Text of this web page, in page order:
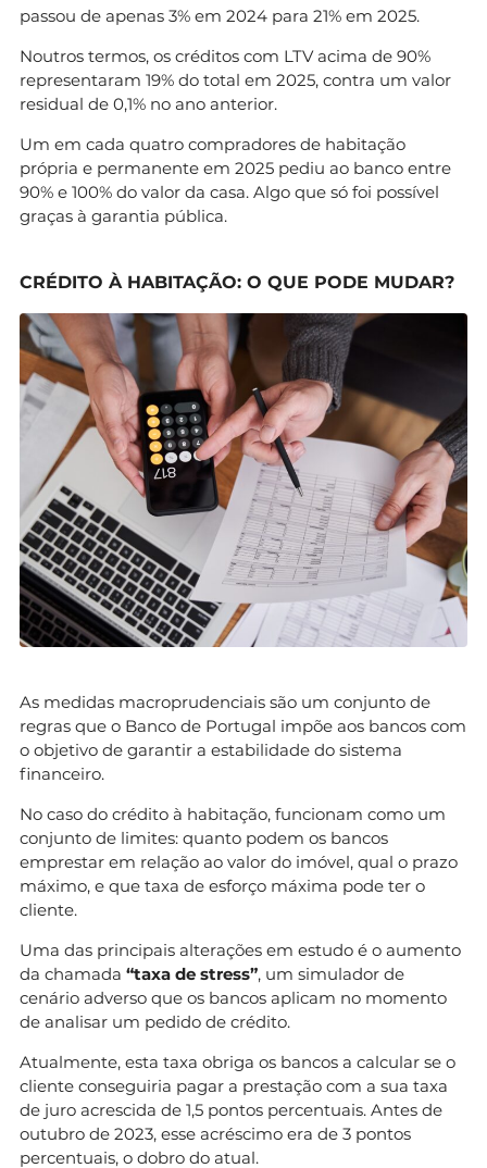
passou de apenas 3% em 2024 para 21% em 2025.
Noutros termos, os créditos com LTV acima de 90%
representaram 19% do total em 2025, contra um valor
residual de 0,1% no ano anterior.
Um em cada quatro compradores de habitação
própria e permanente em 2025 pediu ao banco entre
90% e 100% do valor da casa. Algo que só foi possível
graças à garantia pública.
CRÉDITO À HABITAÇÃO: O QUE PODE MUDAR?
As medidas macroprudenciais são um conjunto de
regras que o Banco de Portugal impõe aos bancos com
o objetivo de garantir a estabilidade do sistema
financeiro.
No caso do crédito à habitação, funcionam como um
conjunto de limites: quanto podem os bancos
emprestar em relação ao valor do imóvel, qual o prazo
máximo, e que taxa de esforço máxima pode ter o
cliente.
Uma das principais alterações em estudo é o aumento
da chamada “taxa de stress”, um simulador de
cenário adverso que os bancos aplicam no momento
de analisar um pedido de crédito.
Atualmente, esta taxa obriga os bancos a calcular se o
cliente conseguiria pagar a prestação com a sua taxa
de juro acrescida de 1,5 pontos percentuais. Antes de
outubro de 2023, esse acréscimo era de 3 pontos
percentuais, o dobro do atual.